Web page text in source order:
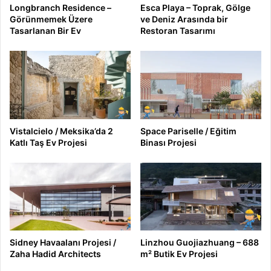
Longbranch Residence –
Görünmemek Üzere
Tasarlanan Bir Ev
Esca Playa – Toprak, Gölge
ve Deniz Arasında bir
Restoran Tasarımı
Vistalcielo / Meksika’da 2
Katlı Taş Ev Projesi
Space Pariselle / Eğitim
Binası Projesi
Sidney Havaalanı Projesi /
Zaha Hadid Architects
Linzhou Guojiazhuang – 688
m² Butik Ev Projesi